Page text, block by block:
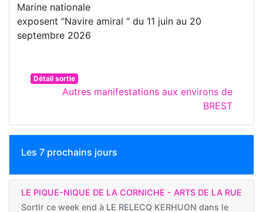
Marine nationale
exposent “Navire amiral “ du 11 juin au 20
septembre 2026
Détail sortie
Autres manifestations aux environs de
BREST
Les 7 prochains jours
LE PIQUE-NIQUE DE LA CORNICHE - ARTS DE LA RUE
Sortir ce week end à LE RELECQ KERHUON dans le